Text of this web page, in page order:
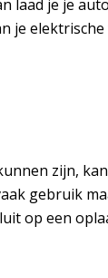
je je
je
zijn,
gebruik
op een